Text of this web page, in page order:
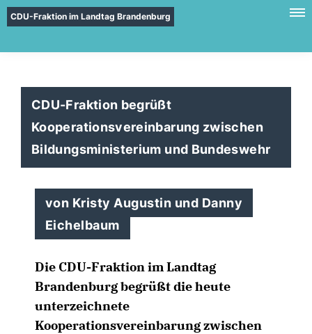
CDU-Fraktion im Landtag Brandenburg
CDU-Fraktion begrüßt
Kooperationsvereinbarung zwischen
Bildungsministerium und Bundeswehr
von Kristy Augustin und Danny
Eichelbaum
Die CDU-Fraktion im Landtag
Brandenburg begrüßt die heute
unterzeichnete
Kooperationsvereinbarung zwischen